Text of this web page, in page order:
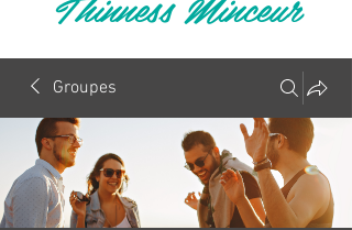
Groupes